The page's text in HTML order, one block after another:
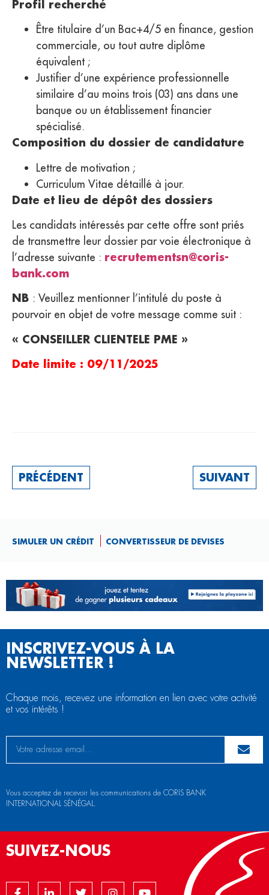
Profil recherché
Être titulaire d’un Bac+4/5 en finance, gestion
commerciale, ou tout autre diplôme
équivalent ;
Justifier d’une expérience professionnelle
similaire d’au moins trois (03) ans dans une
banque ou un établissement financier
spécialisé.
Composition du dossier de candidature
Lettre de motivation ;
Curriculum Vitae détaillé à jour.
Date et lieu de dépôt des dossiers
Les candidats intéressés par cette offre sont priés
de transmettre leur dossier par voie électronique à
l’adresse suivante : recrutementsn@coris-
bank.com
NB : Veuillez mentionner l’intitulé du poste à
pourvoir en objet de votre message comme suit :
« CONSEILLER CLIENTELE PME »
Date limite : 09/11/2025
PRÉCÉDENT SUIVANT
SIMULER UN CRÉDIT CONVERTISSEUR DE DEVISES
INSCRIVEZ-VOUS À LA
NEWSLETTER !
Chaque mois, recevez une information en lien avec votre activité
et vos intérêts !
Vous acceptez de recevoir les communications de CORIS BANK
INTERNATIONAL SÉNÉGAL.
SUIVEZ-NOUS